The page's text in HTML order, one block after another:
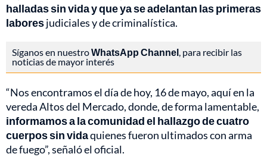
halladas sin vida y que ya se adelantan las primeras
laboresjudiciales y de criminalística.
Síganos en nuestroWhatsApp Channel, para recibir las
noticias de mayor interés
“Nos encontramos el día de hoy, 16 de mayo, aquí en la
vereda Altos del Mercado, donde, de forma lamentable,
informamos a la comunidad el hallazgo de cuatro
cuerpos sin vidaquienes fueron ultimados con arma
de fuego”, señaló el oficial.